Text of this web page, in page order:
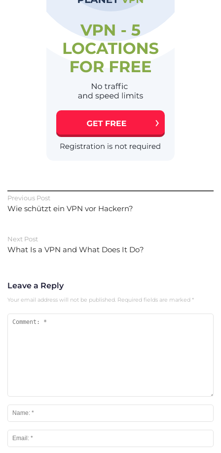
Previous Post
Wie schützt ein VPN vor Hackern?
Next Post
What Is a VPN and What Does It Do?
Leave a Reply
Your email address will not be published. Required fields are marked *